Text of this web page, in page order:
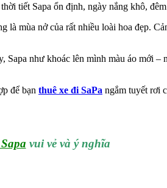
tiết Sapa ổn định, ngày nắng khô,
mùa nở của rất nhiều loài hoa đẹp.
như khoác lên mình màu áo mới –
để bạn thuê xe đi SaPa ngắm tuyết rơi
vui vẻ và ý nghĩa